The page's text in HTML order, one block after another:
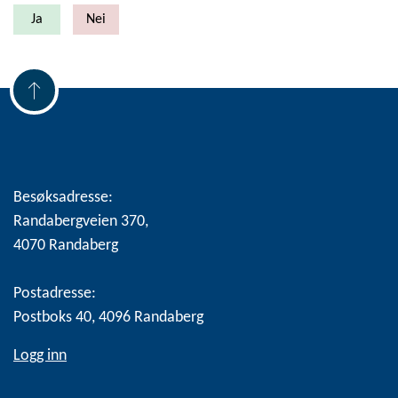
Besøksadresse:
Randabergveien 370,
4070 Randaberg
Postadresse:
Postboks 40, 4096 Randaberg
Logg inn